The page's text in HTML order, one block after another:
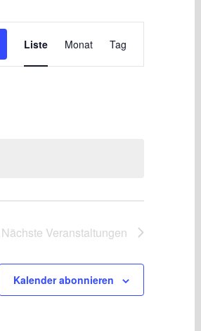
Ansichten-
Navigation
Liste Monat Tag
Nächste Veranstaltungen
Kalender abonnieren